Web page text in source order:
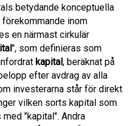
betydande konceptuella
inom
en närmast cirkulär
", som definieras som
kapital, beräknat på
efter avdrag av alla
investerarna står för direkt
vilken sorts kapital som
"kapital". Andra